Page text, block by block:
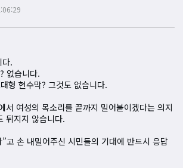
다.
없습니다.
형 현수막? 그것도 없습니다.
서 여성의 목소리를 끝까지 밀어붙이겠다는 의지
뒤지지 않습니다.
고 손 내밀어주신 시민들의 기대에 반드시 응답